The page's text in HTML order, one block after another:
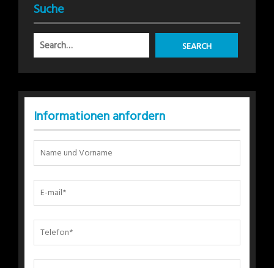
Suche
Informationen anfordern